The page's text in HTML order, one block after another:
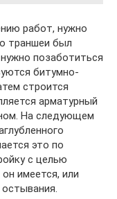
работ, нужно
траншеи был
позаботиться
битумно-
строится
арматурный
На следующем
это по
с целью
имеется, или